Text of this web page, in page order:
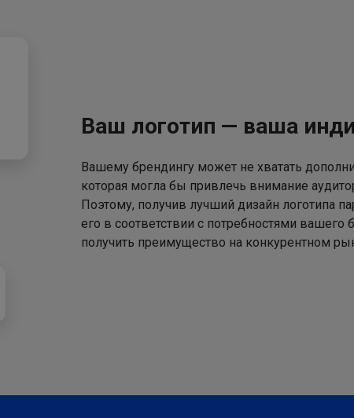
Ваш логотип — ваша
Вашему брендингу может не хватать
которая могла бы привлечь внимание
Поэтому, получив лучший дизайн логотипа
его в соответствии с потребностями вашего
получить преимущество на конкурентном